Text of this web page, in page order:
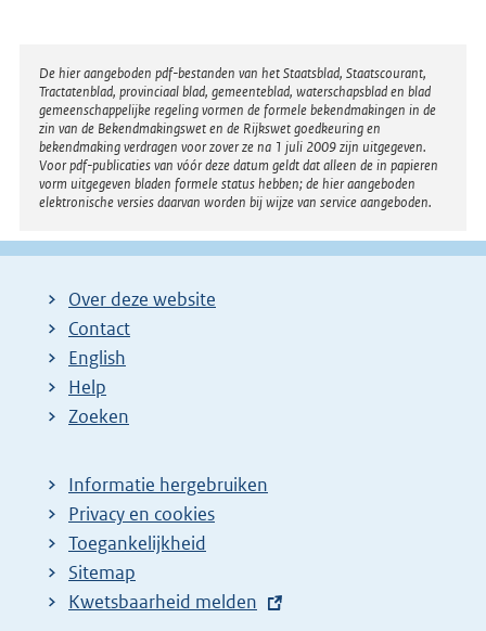
Disclaimer
De hier aangeboden pdf-bestanden van het Staatsblad, Staatscourant,
Tractatenblad, provinciaal blad, gemeenteblad, waterschapsblad en blad
gemeenschappelijke regeling vormen de formele bekendmakingen in de
zin van de Bekendmakingswet en de Rijkswet goedkeuring en
bekendmaking verdragen voor zover ze na 1 juli 2009 zijn uitgegeven.
Voor pdf-publicaties van vóór deze datum geldt dat alleen de in papieren
vorm uitgegeven bladen formele status hebben; de hier aangeboden
elektronische versies daarvan worden bij wijze van service aangeboden.
Over deze website
Contact
English
Help
Zoeken
Informatie hergebruiken
Privacy en cookies
Toegankelijkheid
Sitemap
E
Kwetsbaarheid melden